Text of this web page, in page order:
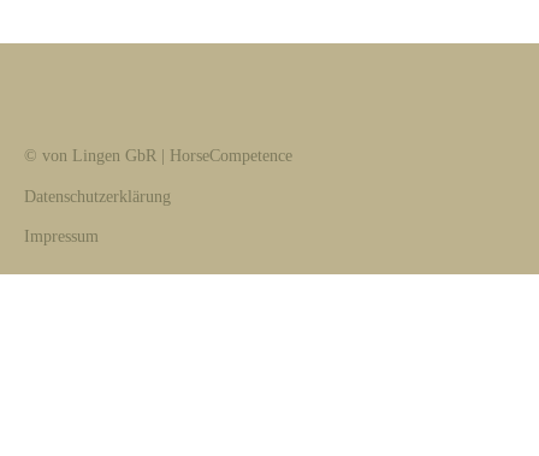
© von Lingen GbR | HorseCompetence
Datenschutzerklärung
Impressum